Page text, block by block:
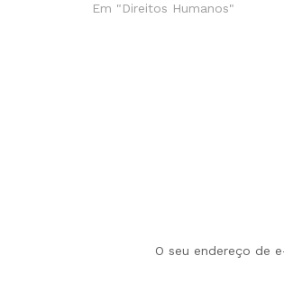
Em "Direitos Humanos"
O seu endereço de